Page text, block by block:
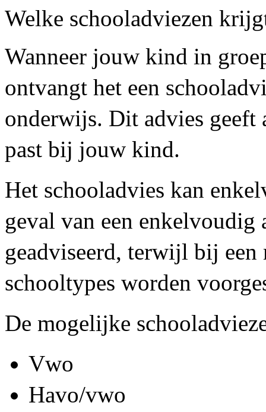
Welke schooladviezen
Wanneer jouw kind in
ontvangt het een
onderwijs. Dit advies geeft
past bij jouw kind.
Het schooladvies kan
geval van een enkelvoudig
geadviseerd, terwijl bij een
schooltypes worden
De mogelijke
Vwo
Havo/vwo